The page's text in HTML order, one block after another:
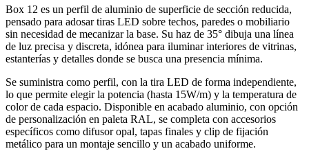
Box 12 es un perfil de aluminio de superficie de sección reducida,
pensado para adosar tiras LED sobre techos, paredes o mobiliario
sin necesidad de mecanizar la base. Su haz de 35° dibuja una línea
de luz precisa y discreta, idónea para iluminar interiores de vitrinas,
estanterías y detalles donde se busca una presencia mínima.
Se suministra como perfil, con la tira LED de forma independiente,
lo que permite elegir la potencia (hasta 15W/m) y la temperatura de
color de cada espacio. Disponible en acabado aluminio, con opción
de personalización en paleta RAL, se completa con accesorios
específicos como difusor opal, tapas finales y clip de fijación
metálico para un montaje sencillo y un acabado uniforme.